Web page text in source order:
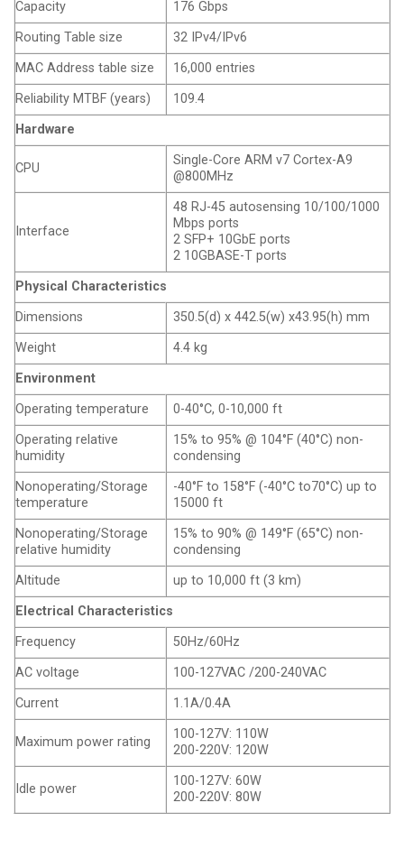
Capacity
176 Gbps
Routing Table size
32 IPv4/IPv6
MAC Address table size
16,000 entries
Reliability MTBF (years)
109.4
Hardware
CPU
Single-Core ARM v7 Cortex-A9
@800MHz
Interface
48 RJ-45 autosensing 10/100/1000
Mbps ports
2 SFP+ 10GbE ports
2 10GBASE-T ports
Physical Characteristics
Dimensions
350.5(d) x 442.5(w) x43.95(h) mm
Weight
4.4 kg
Environment
Operating temperature
0-40°C, 0-10,000 ft
Operating relative
humidity
15% to 95% @ 104°F (40°C) non-
condensing
Nonoperating/Storage
temperature
-40°F to 158°F (-40°C to70°C) up to
15000 ft
Nonoperating/Storage
relative humidity
15% to 90% @ 149°F (65°C) non-
condensing
Altitude
up to 10,000 ft (3 km)
Electrical Characteristics
Frequency
50Hz/60Hz
AC voltage
100-127VAC /200-240VAC
Current
1.1A/0.4A
Maximum power rating
100-127V: 110W
200-220V: 120W
Idle power
100-127V: 60W
200-220V: 80W